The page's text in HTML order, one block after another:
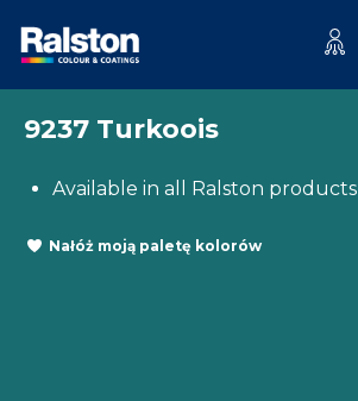
9237 Turkoois
Available in all Ralston products
Nałóż moją paletę kolorów